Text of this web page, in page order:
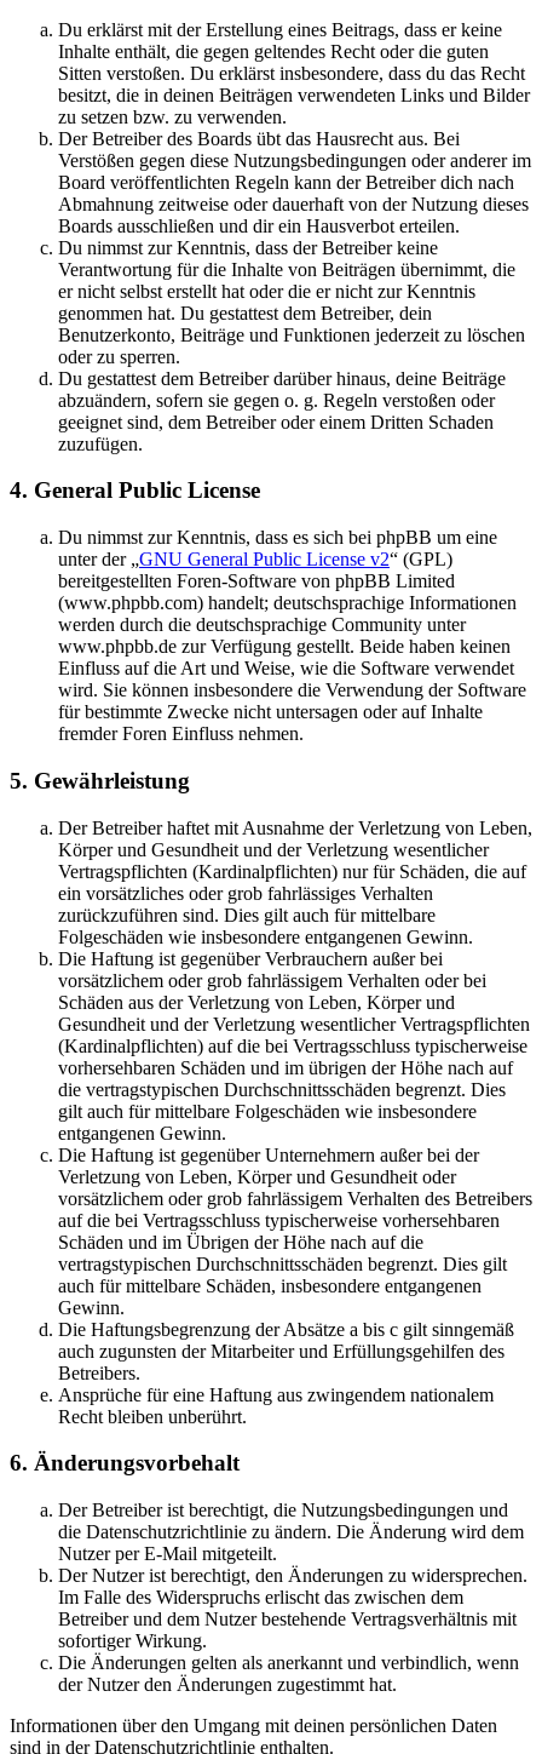
Du erklärst mit der Erstellung eines Beitrags, dass er keine
Inhalte enthält, die gegen geltendes Recht oder die guten
Sitten verstoßen. Du erklärst insbesondere, dass du das Recht
besitzt, die in deinen Beiträgen verwendeten Links und Bilder
zu setzen bzw. zu verwenden.
Der Betreiber des Boards übt das Hausrecht aus. Bei
Verstößen gegen diese Nutzungsbedingungen oder anderer im
Board veröffentlichten Regeln kann der Betreiber dich nach
Abmahnung zeitweise oder dauerhaft von der Nutzung dieses
Boards ausschließen und dir ein Hausverbot erteilen.
Du nimmst zur Kenntnis, dass der Betreiber keine
Verantwortung für die Inhalte von Beiträgen übernimmt, die
er nicht selbst erstellt hat oder die er nicht zur Kenntnis
genommen hat. Du gestattest dem Betreiber, dein
Benutzerkonto, Beiträge und Funktionen jederzeit zu löschen
oder zu sperren.
Du gestattest dem Betreiber darüber hinaus, deine Beiträge
abzuändern, sofern sie gegen o. g. Regeln verstoßen oder
geeignet sind, dem Betreiber oder einem Dritten Schaden
zuzufügen.
4. General Public License
Du nimmst zur Kenntnis, dass es sich bei phpBB um eine
unter der „GNU General Public License v2“ (GPL)
bereitgestellten Foren-Software von phpBB Limited
(www.phpbb.com) handelt; deutschsprachige Informationen
werden durch die deutschsprachige Community unter
www.phpbb.de zur Verfügung gestellt. Beide haben keinen
Einfluss auf die Art und Weise, wie die Software verwendet
wird. Sie können insbesondere die Verwendung der Software
für bestimmte Zwecke nicht untersagen oder auf Inhalte
fremder Foren Einfluss nehmen.
5. Gewährleistung
Der Betreiber haftet mit Ausnahme der Verletzung von Leben,
Körper und Gesundheit und der Verletzung wesentlicher
Vertragspflichten (Kardinalpflichten) nur für Schäden, die auf
ein vorsätzliches oder grob fahrlässiges Verhalten
zurückzuführen sind. Dies gilt auch für mittelbare
Folgeschäden wie insbesondere entgangenen Gewinn.
Die Haftung ist gegenüber Verbrauchern außer bei
vorsätzlichem oder grob fahrlässigem Verhalten oder bei
Schäden aus der Verletzung von Leben, Körper und
Gesundheit und der Verletzung wesentlicher Vertragspflichten
(Kardinalpflichten) auf die bei Vertragsschluss typischerweise
vorhersehbaren Schäden und im übrigen der Höhe nach auf
die vertragstypischen Durchschnittsschäden begrenzt. Dies
gilt auch für mittelbare Folgeschäden wie insbesondere
entgangenen Gewinn.
Die Haftung ist gegenüber Unternehmern außer bei der
Verletzung von Leben, Körper und Gesundheit oder
vorsätzlichem oder grob fahrlässigem Verhalten des Betreibers
auf die bei Vertragsschluss typischerweise vorhersehbaren
Schäden und im Übrigen der Höhe nach auf die
vertragstypischen Durchschnittsschäden begrenzt. Dies gilt
auch für mittelbare Schäden, insbesondere entgangenen
Gewinn.
Die Haftungsbegrenzung der Absätze a bis c gilt sinngemäß
auch zugunsten der Mitarbeiter und Erfüllungsgehilfen des
Betreibers.
Ansprüche für eine Haftung aus zwingendem nationalem
Recht bleiben unberührt.
6. Änderungsvorbehalt
Der Betreiber ist berechtigt, die Nutzungsbedingungen und
die Datenschutzrichtlinie zu ändern. Die Änderung wird dem
Nutzer per E-Mail mitgeteilt.
Der Nutzer ist berechtigt, den Änderungen zu widersprechen.
Im Falle des Widerspruchs erlischt das zwischen dem
Betreiber und dem Nutzer bestehende Vertragsverhältnis mit
sofortiger Wirkung.
Die Änderungen gelten als anerkannt und verbindlich, wenn
der Nutzer den Änderungen zugestimmt hat.
Informationen über den Umgang mit deinen persönlichen Daten
sind in der Datenschutzrichtlinie enthalten.